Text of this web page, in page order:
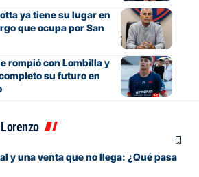
ya tiene su lugar en
que ocupa por San
rompió con Lombilla y
su futuro en
y una venta que no llega: ¿Qué pasa